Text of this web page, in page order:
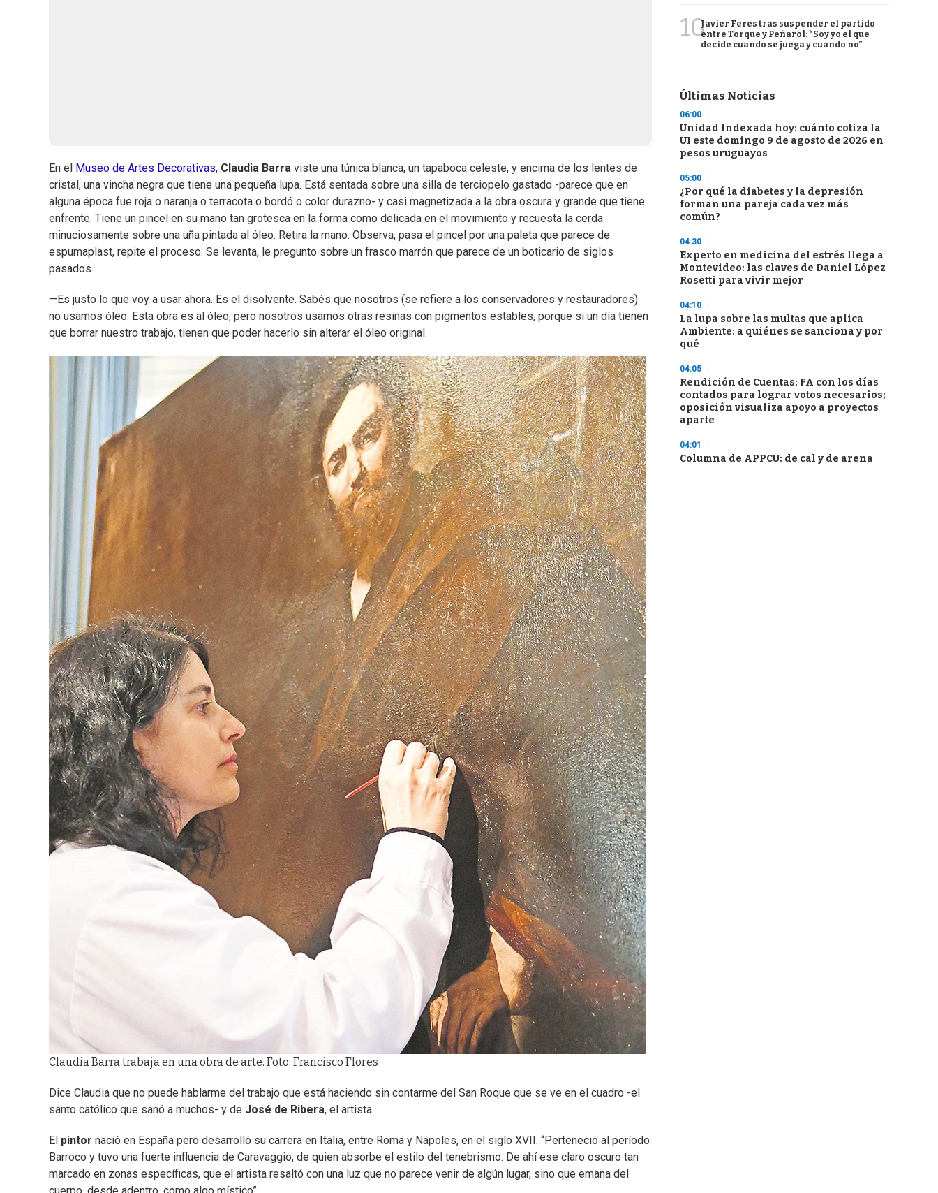
En el Museo de Artes Decorativas, Claudia Barra viste una túnica blanca, un tapaboca celeste, y encima de los lentes de
cristal, una vincha negra que tiene una pequeña lupa. Está sentada sobre una silla de terciopelo gastado -parece que en
alguna época fue roja o naranja o terracota o bordó o color durazno- y casi magnetizada a la obra oscura y grande que tiene
enfrente. Tiene un pincel en su mano tan grotesca en la forma como delicada en el movimiento y recuesta la cerda
minuciosamente sobre una uña pintada al óleo. Retira la mano. Observa, pasa el pincel por una paleta que parece de
espumaplast, repite el proceso. Se levanta, le pregunto sobre un frasco marrón que parece de un boticario de siglos
pasados.
—Es justo lo que voy a usar ahora. Es el disolvente. Sabés que nosotros (se refiere a los conservadores y restauradores)
no usamos óleo. Esta obra es al óleo, pero nosotros usamos otras resinas con pigmentos estables, porque si un día tienen
que borrar nuestro trabajo, tienen que poder hacerlo sin alterar el óleo original.
Claudia Barra trabaja en una obra de arte. Foto: Francisco Flores
Dice Claudia que no puede hablarme del trabajo que está haciendo sin contarme del San Roque que se ve en el cuadro -el
santo católico que sanó a muchos- y de José de Ribera, el artista.
El pintor nació en España pero desarrolló su carrera en Italia, entre Roma y Nápoles, en el siglo XVII. “Perteneció al período
Barroco y tuvo una fuerte influencia de Caravaggio, de quien absorbe el estilo del tenebrismo. De ahí ese claro oscuro tan
marcado en zonas específicas, que el artista resaltó con una luz que no parece venir de algún lugar, sino que emana del
10Javier Feres tras suspender el partido
entre Torque y Peñarol: “Soy yo el que
decide cuando se juega y cuando no”
Últimas Noticias
06:00
Unidad Indexada hoy: cuánto cotiza la
UI este domingo 9 de agosto de 2026 en
pesos uruguayos
05:00
¿Por qué la diabetes y la depresión
forman una pareja cada vez más
común?
04:30
Experto en medicina del estrés llega a
Montevideo: las claves de Daniel López
Rosetti para vivir mejor
04:10
La lupa sobre las multas que aplica
Ambiente: a quiénes se sanciona y por
qué
04:05
Rendición de Cuentas: FA con los días
contados para lograr votos necesarios;
oposición visualiza apoyo a proyectos
aparte
04:01
Columna de APPCU: de cal y de arena